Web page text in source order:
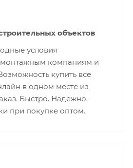
объектов
условия
монтажным компаниям и
купить все
в одном месте из
Быстро. Надежно.
при покупке оптом.